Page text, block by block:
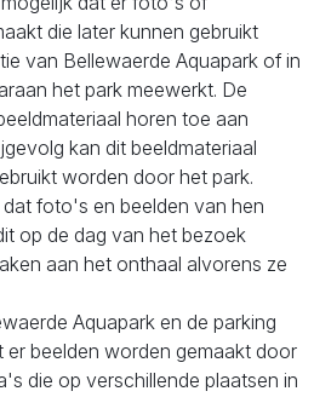
die later kunnen gebruikt
van Bellewaerde Aquapark of in
het park meewerkt. De
horen toe aan
kan dit beeldmateriaal
worden door het park.
foto's en beelden van hen
op de dag van het bezoek
aan het onthaal alvorens ze
Aquapark en de parking
er beelden worden gemaakt door
die op verschillende plaatsen in